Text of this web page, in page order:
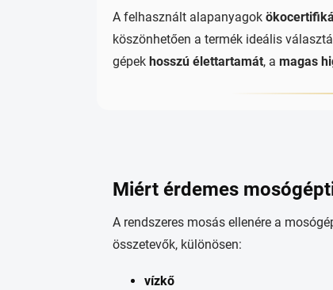
A felhasznált alapanyagok
köszönhetően a termék ideális
gépek hosszú élettartamát, amagas
Miért érdemes
A rendszeres mosás ellenére a
összetevők, különösen:
vízkő